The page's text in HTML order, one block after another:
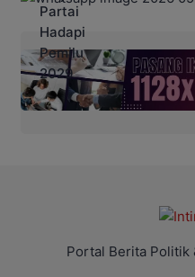
Portal Berita Politik